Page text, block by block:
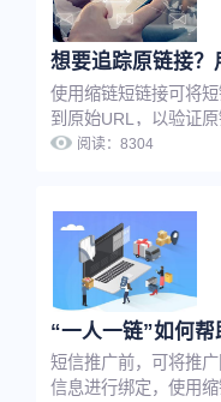
使用缩链短链接可将
到原始URL，以验证原
信度，使用短链接还
阅读：8304
短信推广前，可将推
信息进行绑定，使用